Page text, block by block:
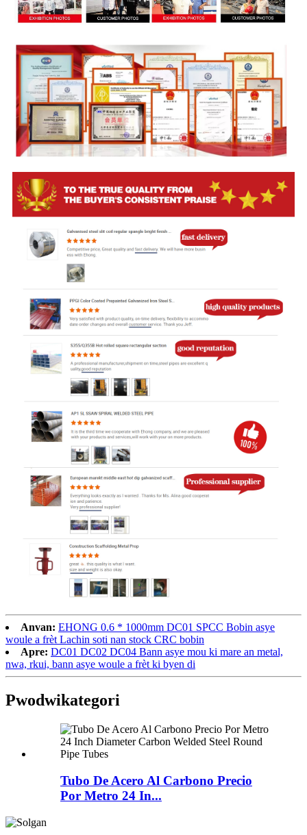
Anvan: EHONG 0.6 * 1000mm DC01 SPCC Bobin asye
woule a frèt Lachin soti nan stock CRC bobin
Apre: DC01 DC02 DC04 Bann asye mou ki mare an metal,
nwa, rkui, bann asye woule a frèt ki byen di
Pwodwikategori
Tubo De Acero Al Carbono Precio
Por Metro 24 In...